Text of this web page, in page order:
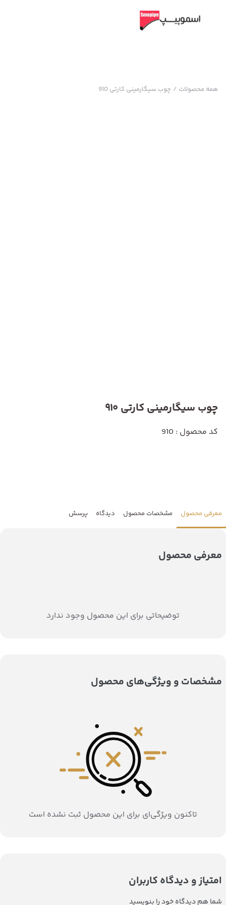
همه محصولات / چوب سیگارمینی کارتی 910
چوب سیگارمینی کارتی 910
کد محصول : 910
معرفی محصول مشخصات محصول دیدگاه پرسش
معرفی محصول
توضیحاتی برای این محصول وجود ندارد
مشخصات و ویژگی‌های محصول
تاکنون ویژگی‌ای برای این محصول ثبت نشده است
امتیاز و دیدگاه کاربران
شما هم دیدگاه خود را بنویسید